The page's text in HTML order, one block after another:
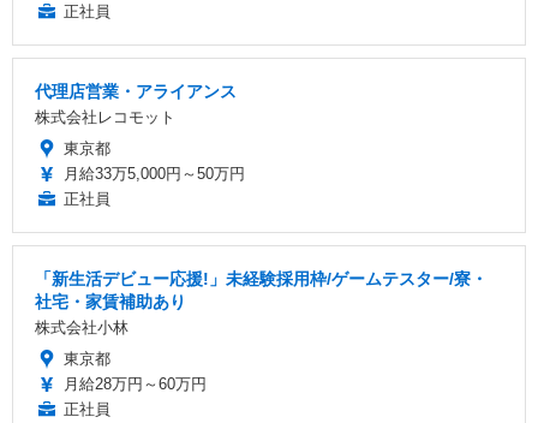
正社員
代理店営業・アライアンス
株式会社レコモット
東京都
月給33万5,000円～50万円
正社員
「新生活デビュー応援!」未経験採用枠/ゲームテスター/寮・
社宅・家賃補助あり
株式会社小林
東京都
月給28万円～60万円
正社員